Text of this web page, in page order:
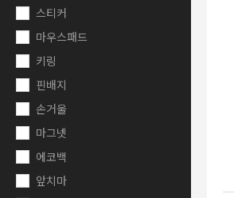
스티커
마우스패드
키링
핀배지
손거울
마그넷
에코백
앞치마